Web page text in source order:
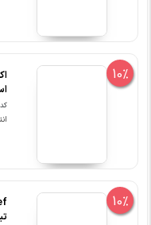
10%
کد
10%